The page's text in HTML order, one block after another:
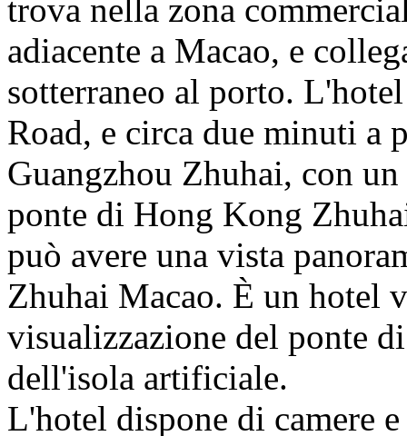
trova nella zona
adiacente a Macao, e
sotterraneo al porto.
Road, e circa due minuti a
Guangzhou Zhuhai, con
ponte di Hong Kong
può avere una vista
Zhuhai Macao. È un hotel
visualizzazione del ponte
dell'isola artificiale.
L'hotel dispone di camere